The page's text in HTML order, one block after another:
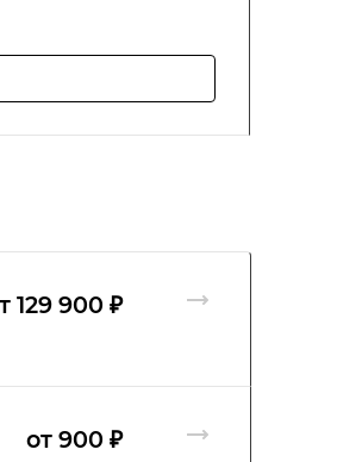
129 900 ₽
от 900 ₽